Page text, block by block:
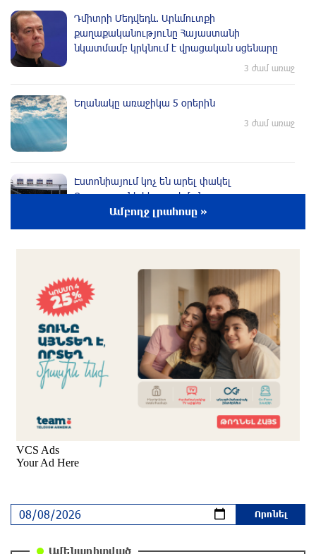
Դմիտրի Մեդվեդև. Արևմուտքի
քաղաքականությունը Հայաստանի
նկատմամբ կրկնում է վրացական սցենարը
3 ժամ առաջ
Եղանակը առաջիկա 5 օրերին
3 ժամ առաջ
Էստոնիայում կոչ են արել փակել
Ռուսաստանի հետ սահմանը
ինքնիշխան տարածքից ադրբեջանական
զինվшծ ուժերի դուրսբերման․ Իշխան
Սաղաթելյան
2 ժամ առաջ
Տղամարդը ծեծել է շտապօգնության բժշկին և
վարորդին
2 ժամ առաջ
ազատ արձակումը
Իրանի ԱԳ նախարարը հարևան մահմեդական
Ամբողջ լրահոսը »
Ամենադիտված